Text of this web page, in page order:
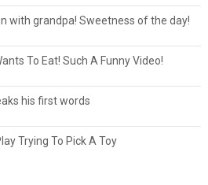
with grandpa! Sweetness of the day!
To Eat! Such A Funny Video!
his first words
Trying To Pick A Toy